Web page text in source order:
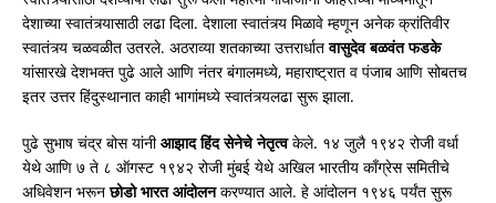
देशाच्या स्वातंत्र्यासाठी लढा दिला. देशाला स्वातंत्र्य मिळावे म्हणून अनेक क्रांतिवीर
स्वातंत्र्य चळवळीत उतरले. अठराव्या शतकाच्या उत्तरार्धातवासुदेवबळवंत फडके
यांसारखे देशभक्त पुढे आले आणि नंतर बंगालमध्ये, महाराष्ट्रात व पंजाब आणि सोबतच
इतर उत्तर हिंदुस्थानात काही भागांमध्ये स्वातंत्र्यलढा सुरू झाला.
पुढे सुभाष चंद्र बोस यांनीआझादहिंद सेनेचे नेतृत्वकेले. १४ जुलै १९४२ रोजी वर्धा
येथे आणि ७ ते ८ ऑगस्ट १९४२ रोजी मुंबई येथे अखिल भारतीय काँग्रेस समितीचे
अधिवेशन भरूनछोडोभारत आंदोलनकरण्यात आले. हे आंदोलन १९४६ पर्यंत सुरू